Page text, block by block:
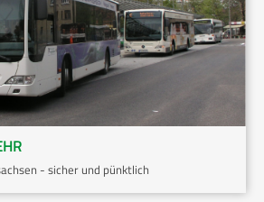
- sicher und pünktlich